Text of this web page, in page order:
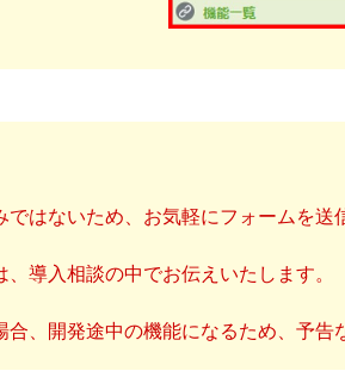
ではないため、お気軽にフォームを送
導入相談の中でお伝えいたします。
合、開発途中の機能になるため、予告